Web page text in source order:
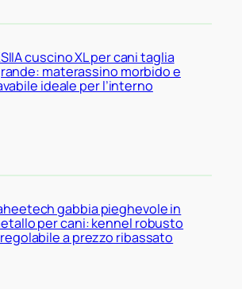
cuscino XL per cani taglia
materassino morbido e
ideale per l’interno
gabbia pieghevole in
per cani: kennel robusto
a prezzo ribassato